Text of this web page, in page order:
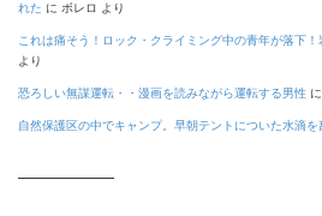
れた に ボレロ より
これは痛そう！ロック・クライミング中の青年が落下！
より
恐ろしい無謀運転・・漫画を読みながら運転する男性 に
自然保護区の中でキャンプ。早朝テントについた水滴を